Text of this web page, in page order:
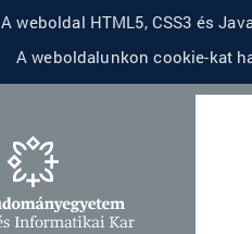
A weboldal HTML5, CSS3 és
A weboldalunkon cookie-kat